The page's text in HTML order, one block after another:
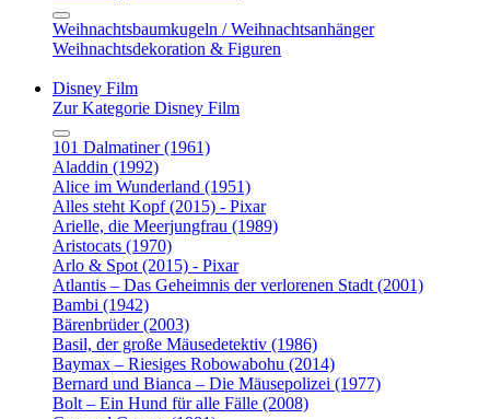
Weihnachtsbaumkugeln / Weihnachtsanhänger
Weihnachtsdekoration & Figuren
Disney Film
Zur Kategorie Disney Film
101 Dalmatiner (1961)
Aladdin (1992)
Alice im Wunderland (1951)
Alles steht Kopf (2015) - Pixar
Arielle, die Meerjungfrau (1989)
Aristocats (1970)
Arlo & Spot (2015) - Pixar
Atlantis – Das Geheimnis der verlorenen Stadt (2001)
Bambi (1942)
Bärenbrüder (2003)
Basil, der große Mäusedetektiv (1986)
Baymax – Riesiges Robowabohu (2014)
Bernard und Bianca – Die Mäusepolizei (1977)
Bolt – Ein Hund für alle Fälle (2008)